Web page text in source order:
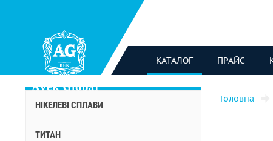
КАТАЛОГ ПРАЙС
НІКЕЛЕВІ СПЛАВИ
ТИТАН
Головна